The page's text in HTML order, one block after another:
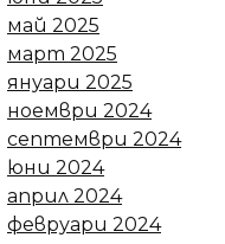
май 2025
март 2025
януари 2025
ноември 2024
септември 2024
юни 2024
април 2024
февруари 2024